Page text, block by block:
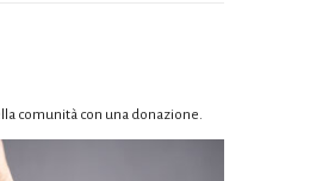
comunità con una donazione.